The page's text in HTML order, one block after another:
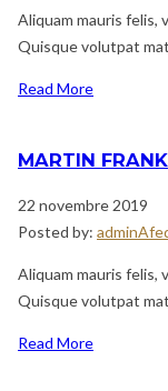
Aliquam mauris felis,
Quisque volutpat
Read More
MARTIN FRANK
22 novembre 2019
Posted by:
Aliquam mauris felis,
Quisque volutpat
Read More